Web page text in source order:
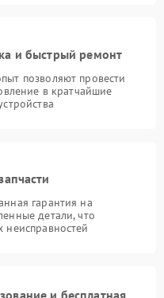
и быстрый ремонт
позволяют провести
в кратчайшие
гарантия на
детали, что